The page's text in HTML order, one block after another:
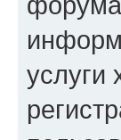
услуги